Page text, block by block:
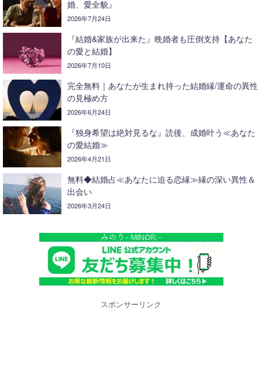
婚、愛全貌』
2026年7月24日
『結婚&家族が出来た』晩婚者も圧倒支持【あなた
の愛と結婚】
2026年7月10日
完全無料｜あなたが生まれ持った結婚縁/運命の異性
の見極め方
2026年6月24日
『独身希望は絶対見るな』読後、成婚叶う≪あなた
の愛結婚≫
2026年4月21日
無料◆結婚占≪あなたに迫る恋縁≫縁の深い異性＆
出会い
2026年3月24日
スポンサーリンク